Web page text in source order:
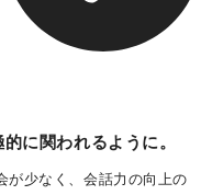
に関われるように
が少なく、会話力の向上の